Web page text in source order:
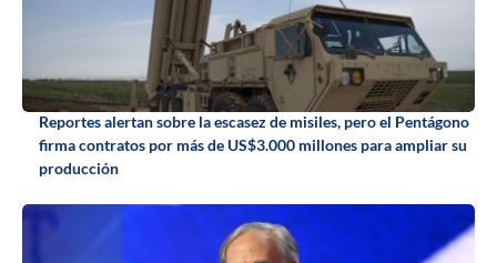
Reportes alertan sobre la escasez de misiles, pero el Pentágono
firma contratos por más de US$3.000 millones para ampliar su
producción